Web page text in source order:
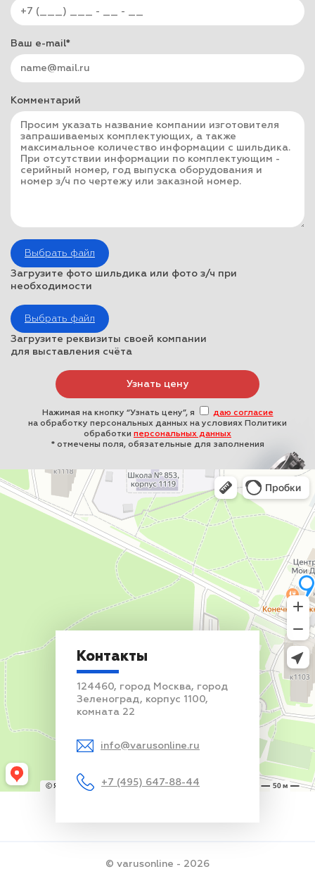
Ваш e-mail*
Комментарий
Выбрать файл
Загрузите фото шильдика или фото з/ч при
необходимости
Выбрать файл
Загрузите реквизиты своей компании
для выставления счёта
Нажимая на кнопку “Узнать цену”, я
даю согласие
на обработку персональных данных на условиях Политики
обработки персональных данных
* отмечены поля, обязательные для заполнения
Контакты
124460, город Москва, город
Зеленоград, корпус 1100,
комната 22
info@varusonline.ru
+7 (495) 647-88-44
© varusonline - 2026